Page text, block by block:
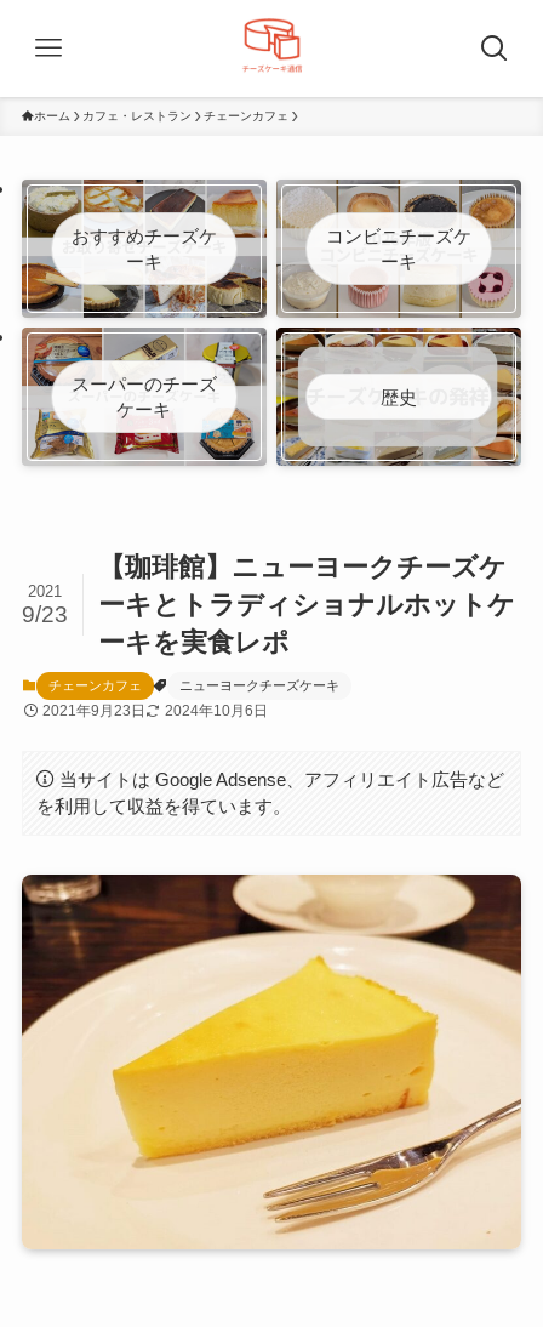
ホーム カフェ・レストラン チェーンカフェ
おすすめチーズケ
ーキ
コンビニチーズケ
ーキ
スーパーのチーズ
ケーキ
歴史
【珈琲館】ニューヨークチーズケ
ーキとトラディショナルホットケ
ーキを実食レポ
2021
9/23
チェーンカフェ ニューヨークチーズケーキ
2021年9月23日 2024年10月6日
当サイトは Google Adsense、アフィリエイト広告など
を利用して収益を得ています。